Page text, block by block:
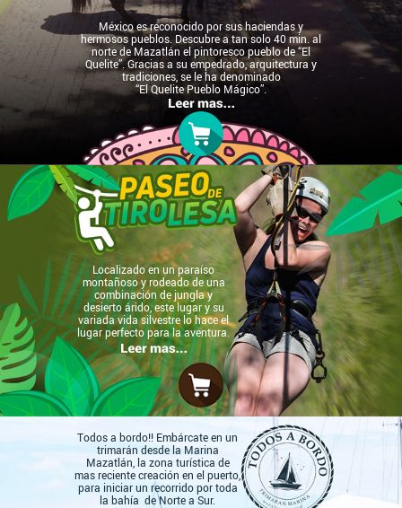
México es reconocido por sus haciendas y
hermosos pueblos. Descubre a tan solo 40 min. al
norte de Mazatlán el pintoresco pueblo de “El
Quelite”. Gracias a su empedrado, arquitectura y
tradiciones, se le ha denominado
“El Quelite Pueblo Mágico”.
Localizado en un paraíso
montañoso y rodeado de una
combinación de jungla y
desierto árido, este lugar y su
variada vida silvestre lo hace el
lugar perfecto para la aventura.
Todos a bordo!! Embárcate en un
trimarán desde la Marina
Mazatlán, la zona turística de
mas reciente creación en el puerto,
para iniciar un recorrido por toda
la bahía de Norte a Sur.